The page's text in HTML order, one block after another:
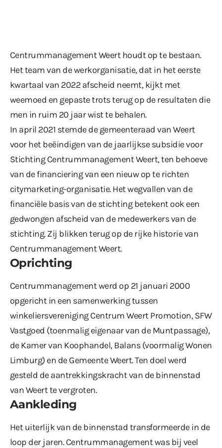
Centrummanagement Weert houdt op te bestaan.
Het team van de werkorganisatie, dat in het eerste
kwartaal van 2022 afscheid neemt, kijkt met
weemoed en gepaste trots terug op de resultaten die
men in ruim 20 jaar wist te behalen.
In april 2021 stemde de gemeenteraad van Weert
voor het beëindigen van de jaarlijkse subsidie voor
Stichting Centrummanagement Weert, ten behoeve
van de financiering van een nieuw op te richten
citymarketing-organisatie. Het wegvallen van de
financiële basis van de stichting betekent ook een
gedwongen afscheid van de medewerkers van de
stichting. Zij blikken terug op de rijke historie van
Centrummanagement Weert.
Oprichting
Centrummanagement werd op 21 januari 2000
opgericht in een samenwerking tussen
winkeliersvereniging Centrum Weert Promotion, SFW
Vastgoed (toenmalig eigenaar van de Muntpassage),
de Kamer van Koophandel, Balans (voormalig Wonen
Limburg) en de Gemeente Weert. Ten doel werd
gesteld de aantrekkingskracht van de binnenstad
van Weert te vergroten.
Aankleding
Het uiterlijk van de binnenstad transformeerde in de
loop der jaren. Centrummanagement was bij veel